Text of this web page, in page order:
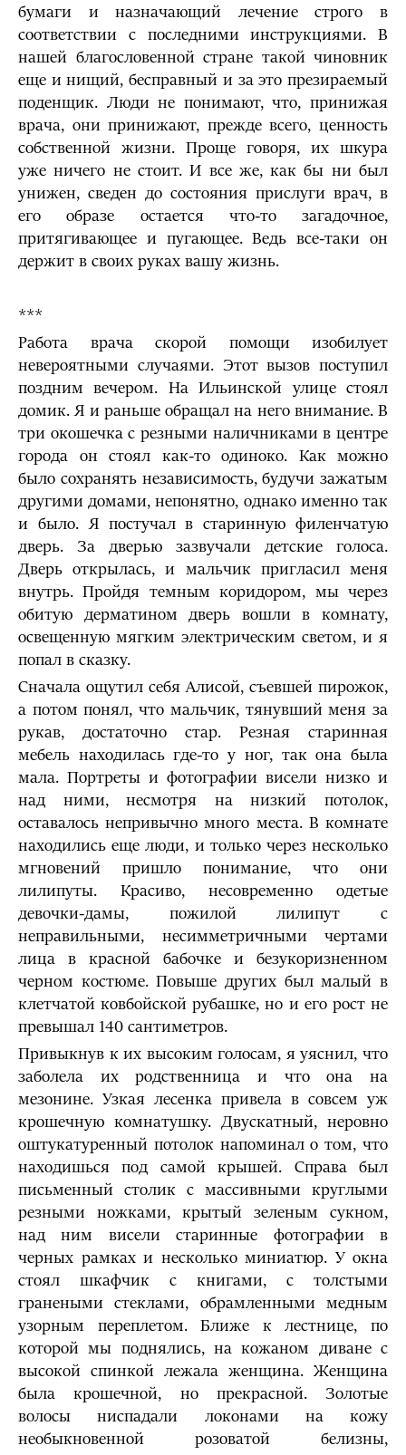
бумаги и назначающий лечение строго в
соответствии с последними инструкциями. В
нашей благословенной стране такой чиновник
еще и нищий, бесправный и за это презираемый
поденщик. Люди не понимают, что, принижая
врача, они принижают, прежде всего, ценность
собственной жизни. Проще говоря, их шкура
уже ничего не стоит. И все же, как бы ни был
унижен, сведен до состояния прислуги врач, в
его образе остается что-то загадочное,
притягивающее и пугающее. Ведь все-таки он
держит в своих руках вашу жизнь.
***
Работа врача скорой помощи изобилует
невероятными случаями. Этот вызов поступил
поздним вечером. На Ильинской улице стоял
домик. Я и раньше обращал на него внимание. В
три окошечка с резными наличниками в центре
города он стоял как-то одиноко. Как можно
было сохранять независимость, будучи зажатым
другими домами, непонятно, однако именно так
и было. Я постучал в старинную филенчатую
дверь. За дверью зазвучали детские голоса.
Дверь открылась, и мальчик пригласил меня
внутрь. Пройдя темным коридором, мы через
обитую дерматином дверь вошли в комнату,
освещенную мягким электрическим светом, и я
попал в сказку.
Сначала ощутил себя Алисой, съевшей пирожок,
а потом понял, что мальчик, тянувший меня за
рукав, достаточно стар. Резная старинная
мебель находилась где-то у ног, так она была
мала. Портреты и фотографии висели низко и
над ними, несмотря на низкий потолок,
оставалось непривычно много места. В комнате
находились еще люди, и только через несколько
мгновений пришло понимание, что они
лилипуты. Красиво, несовременно одетые
девочки-дамы, пожилой лилипут с
неправильными, несимметричными чертами
лица в красной бабочке и безукоризненном
черном костюме. Повыше других был малый в
клетчатой ковбойской рубашке, но и его рост не
превышал 140 сантиметров.
Привыкнув к их высоким голосам, я уяснил, что
заболела их родственница и что она на
мезонине. Узкая лесенка привела в совсем уж
крошечную комнатушку. Двускатный, неровно
оштукатуренный потолок напоминал о том, что
находишься под самой крышей. Справа был
письменный столик с массивными круглыми
резными ножками, крытый зеленым сукном,
над ним висели старинные фотографии в
черных рамках и несколько миниатюр. У окна
стоял шкафчик с книгами, с толстыми
гранеными стеклами, обрамленными медным
узорным переплетом. Ближе к лестнице, по
которой мы поднялись, на кожаном диване с
высокой спинкой лежала женщина. Женщина
была крошечной, но прекрасной. Золотые
волосы ниспадали локонами на кожу
необыкновенной розоватой белизны,